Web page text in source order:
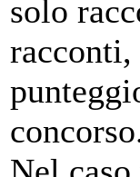
solo